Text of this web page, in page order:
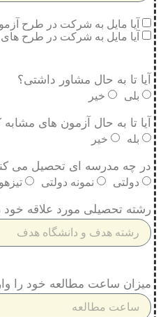
آیا مایل به شرکت در طرح
آیا مایل به شرکت در طرح
آیا تا به حال مشاور داشتی؟
بلی خیر
آیا تا به حال آزمون های
بله خیر
در چه مدرسه ای تحصیل می
دولتی نمونه دولتی
رشته تحصیلی مورد علاقه خود
میزان ساعت مطالعه خود را